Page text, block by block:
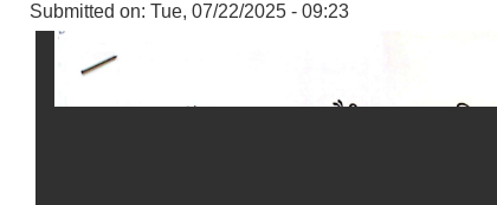
Submitted on: Tue, 07/22/2025 - 09:23